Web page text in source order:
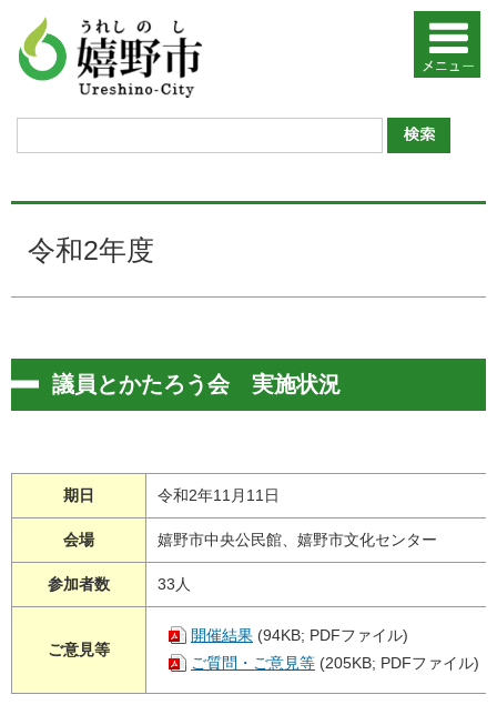
令和2年度
議員とかたろう会 実施状況
期日 令和2年11月11日
会場 嬉野市中央公民館、嬉野市文化センター
参加者数 33人
ご意見等
開催結果 (94KB; PDFファイル)
ご質問・ご意見等 (205KB; PDFファイル)